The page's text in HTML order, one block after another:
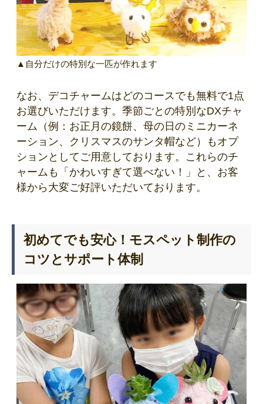
▲自分だけの特別な一匹が作れます
なお、デコチャームはどのコースでも無料で1点
お選びいただけます。季節ごとの特別なDXチャ
ーム（例：お正月の鏡餅、母の日のミニカーネ
ーション、クリスマスのサンタ帽など）もオプ
ションとしてご用意しております。これらのチ
ャームも「かわいすぎて選べない！」と、お客
様から大変ご好評いただいております。
初めてでも安心！モスペット制作の
コツとサポート体制